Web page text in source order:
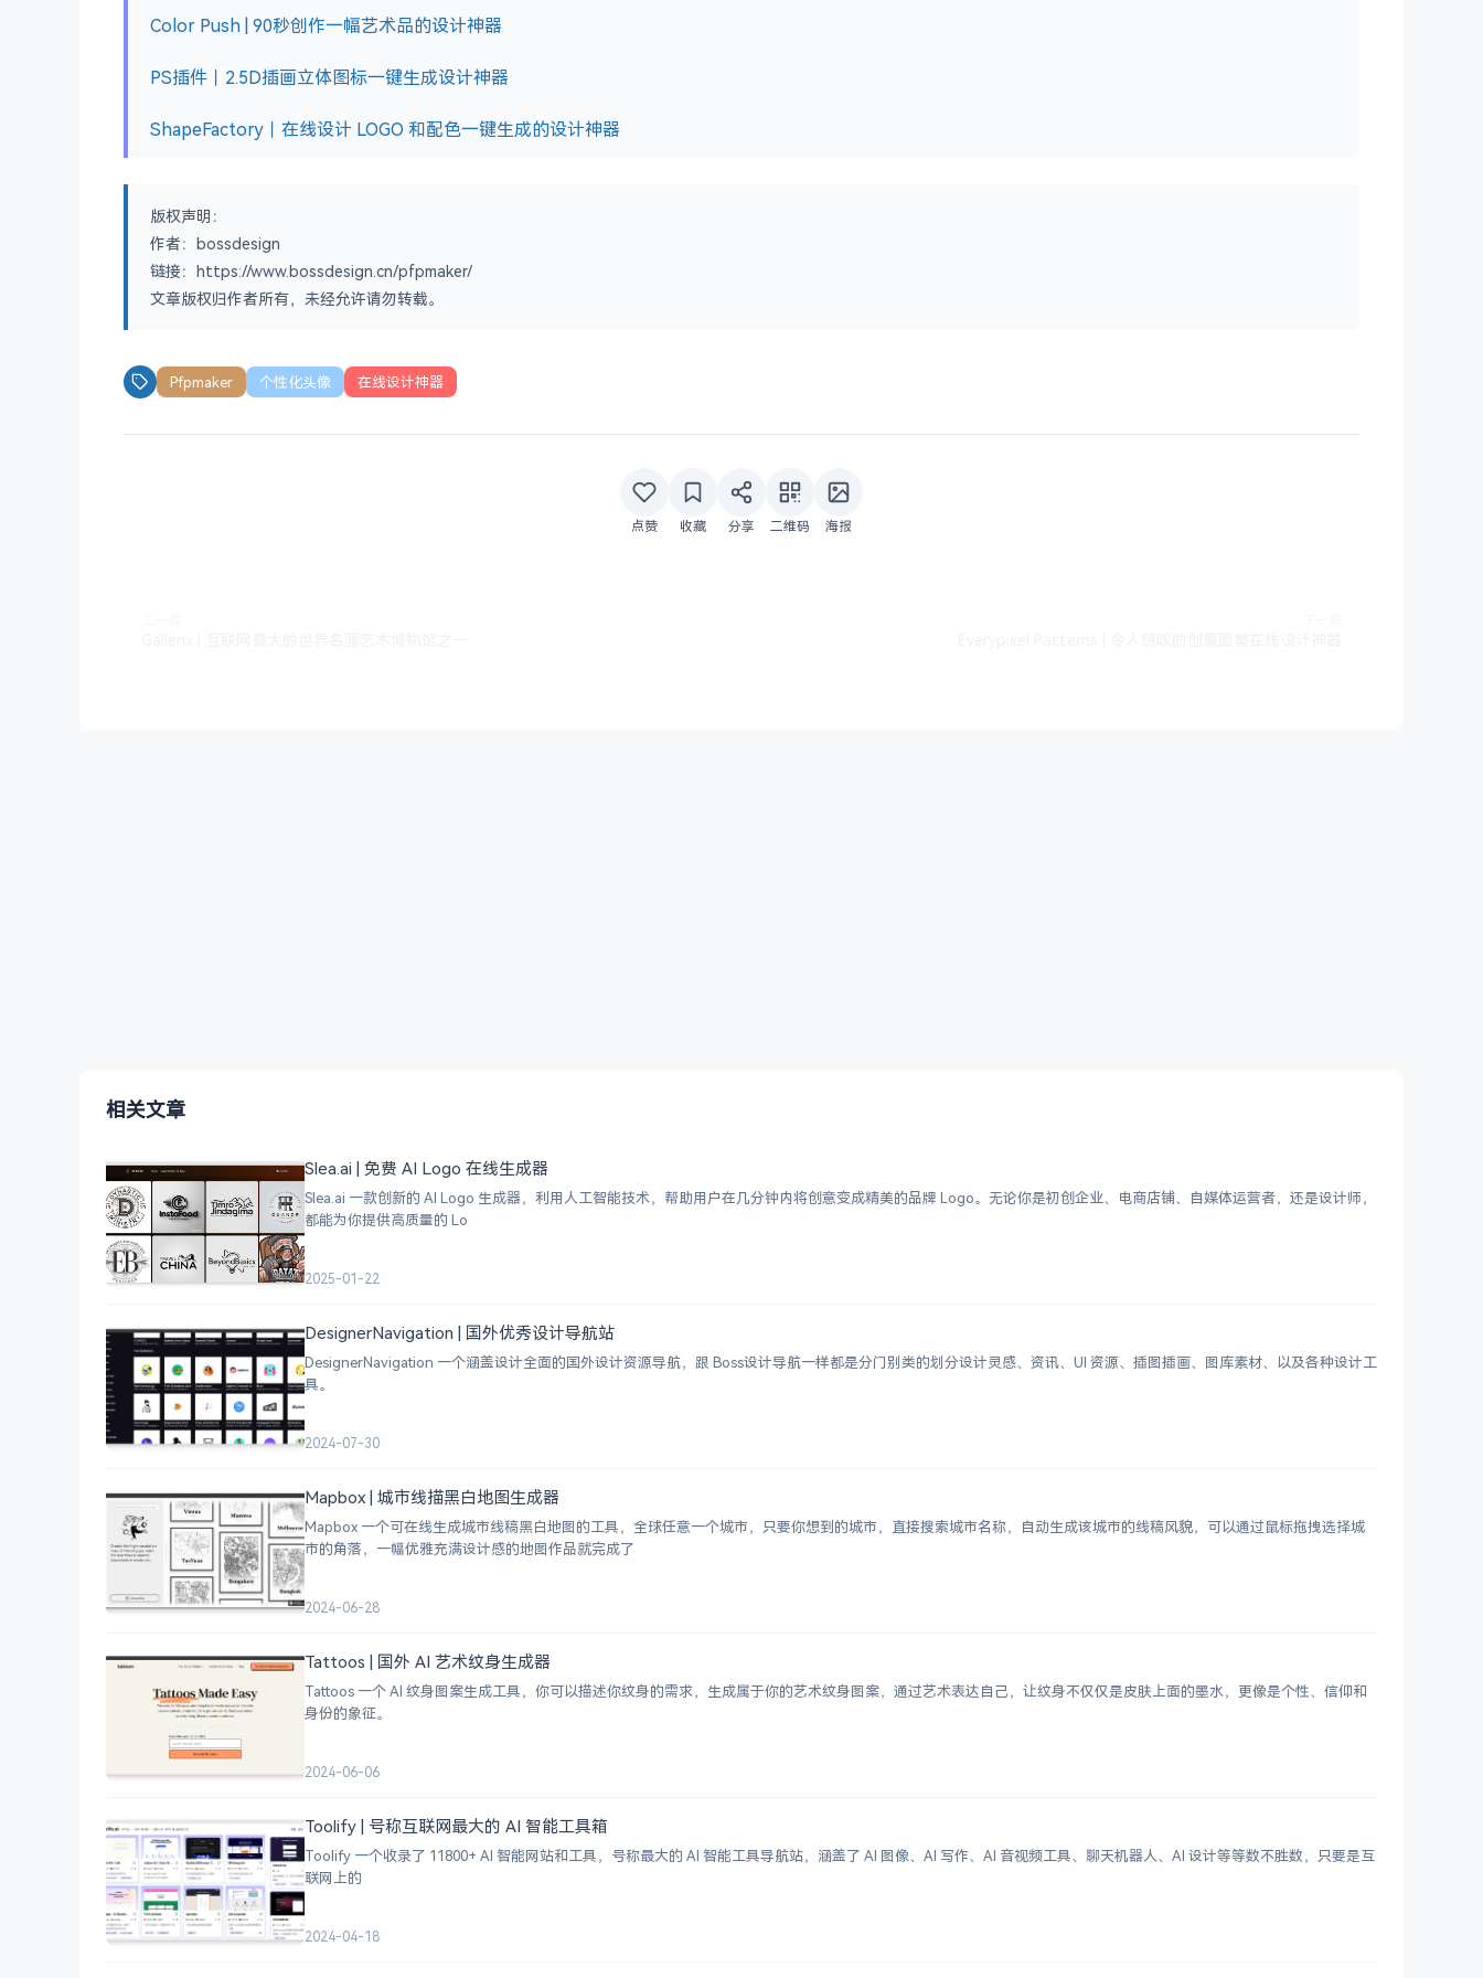
Color Push | 90秒创作一幅艺术品的设计神器
PS插件｜2.5D插画立体图标一键生成设计神器
ShapeFactory｜在线设计 LOGO 和配色一键生成的设计神器
版权声明：
作者：bossdesign
链接：https://www.bossdesign.cn/pfpmaker/
文章版权归作者所有，未经允许请勿转载。
Pfpmaker 个性化头像 在线设计神器
点赞 收藏 分享 二维码 海报
相关文章
Slea.ai | 免费 AI Logo 在线生成器
Slea.ai 一款创新的 AI Logo 生成器，利用人工智能技术，帮助用户在几分钟内将创意变成精美的品牌 Logo。无论你是初创企业、电商店铺、自媒体运营者，还是设计师，
都能为你提供高质量的 Lo
2025-01-22
DesignerNavigation | 国外优秀设计导航站
DesignerNavigation 一个涵盖设计全面的国外设计资源导航，跟 Boss设计导航一样都是分门别类的划分设计灵感、资讯、UI 资源、插图插画、图库素材、以及各种设计工
具。
2024-07-30
Mapbox | 城市线描黑白地图生成器
Mapbox 一个可在线生成城市线稿黑白地图的工具，全球任意一个城市，只要你想到的城市，直接搜索城市名称，自动生成该城市的线稿风貌，可以通过鼠标拖拽选择城
市的角落，一幅优雅充满设计感的地图作品就完成了
2024-06-28
Tattoos | 国外 AI 艺术纹身生成器
Tattoos 一个 AI 纹身图案生成工具，你可以描述你纹身的需求，生成属于你的艺术纹身图案，通过艺术表达自己，让纹身不仅仅是皮肤上面的墨水，更像是个性、信仰和
身份的象征。
2024-06-06
Toolify | 号称互联网最大的 AI 智能工具箱
Toolify 一个收录了 11800+ AI 智能网站和工具，号称最大的 AI 智能工具导航站，涵盖了 AI 图像、AI 写作、AI 音视频工具、聊天机器人、AI 设计等等数不胜数，只要是互
联网上的
2024-04-18